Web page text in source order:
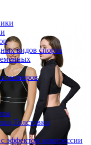
видов спорта
размеров
эффектом компрессии